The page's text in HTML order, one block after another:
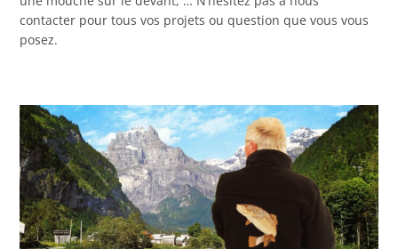
contacter pour tous vos projets ou question que vous vous
posez.